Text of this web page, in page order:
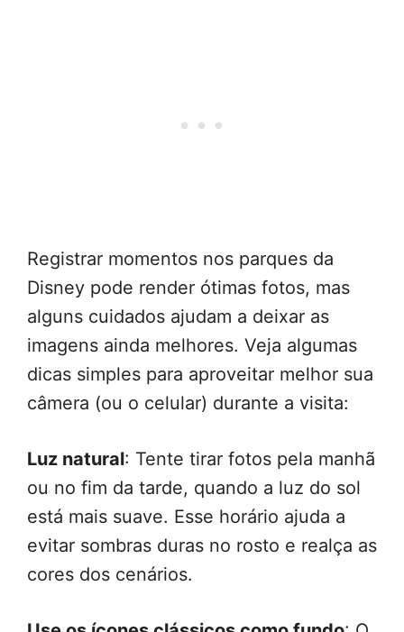
Registrar momentos nos parques da
Disney pode render ótimas fotos, mas
alguns cuidados ajudam a deixar as
imagens ainda melhores. Veja algumas
dicas simples para aproveitar melhor sua
câmera (ou o celular) durante a visita:
Luz natural: Tente tirar fotos pela manhã
ou no fim da tarde, quando a luz do sol
está mais suave. Esse horário ajuda a
evitar sombras duras no rosto e realça as
cores dos cenários.